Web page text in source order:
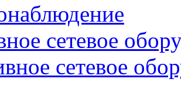
сетевое
сетевое